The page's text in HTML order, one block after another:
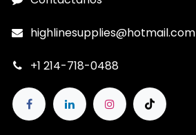
highlinesupplies@hotmail.com
+1 214-718-0488